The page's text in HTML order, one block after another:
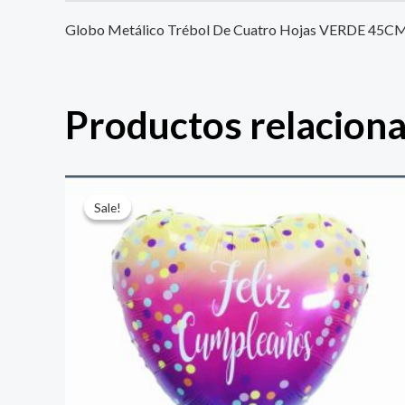
Globo Metálico Trébol De Cuatro Hojas VERDE
Productos
Sale!
Sale!
El
precio
original
era:
$ 4.000.
El
actual
es:
$ 2.800.